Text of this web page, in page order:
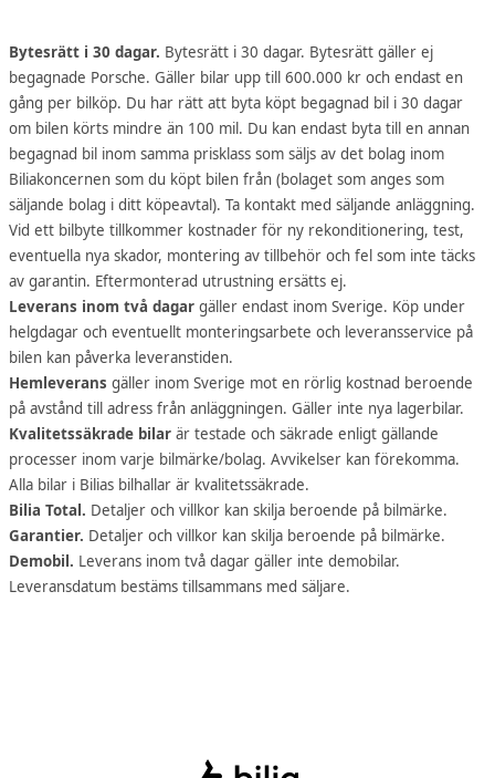
Bytesrätt i 30 dagar. Bytesrätt i 30 dagar. Bytesrätt gäller ej
begagnade Porsche. Gäller bilar upp till 600.000 kr och endast en
gång per bilköp. Du har rätt att byta köpt begagnad bil i 30 dagar
om bilen körts mindre än 100 mil. Du kan endast byta till en annan
begagnad bil inom samma prisklass som säljs av det bolag inom
Biliakoncernen som du köpt bilen från (bolaget som anges som
säljande bolag i ditt köpeavtal). Ta kontakt med säljande anläggning.
Vid ett bilbyte tillkommer kostnader för ny rekonditionering, test,
eventuella nya skador, montering av tillbehör och fel som inte täcks
av garantin. Eftermonterad utrustning ersätts ej.
Leverans inom två dagar gäller endast inom Sverige. Köp under
helgdagar och eventuellt monteringsarbete och leveransservice på
bilen kan påverka leveranstiden.
Hemleverans gäller inom Sverige mot en rörlig kostnad beroende
på avstånd till adress från anläggningen. Gäller inte nya lagerbilar.
Kvalitetssäkrade bilar är testade och säkrade enligt gällande
processer inom varje bilmärke/bolag. Avvikelser kan förekomma.
Alla bilar i Bilias bilhallar är kvalitetssäkrade.
Bilia Total. Detaljer och villkor kan skilja beroende på bilmärke.
Garantier. Detaljer och villkor kan skilja beroende på bilmärke.
Demobil. Leverans inom två dagar gäller inte demobilar.
Leveransdatum bestäms tillsammans med säljare.